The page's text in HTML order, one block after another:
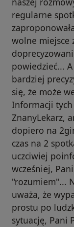
regularne
wolne miejsce
powiedzieć...
bardziej
się, że może
Informacji
ZnanyLekarz,
dopiero na
czas na 2
uczciwiej
wcześniej,
"rozumiem"...
uważa, że
prostu po
sytuację, Pani